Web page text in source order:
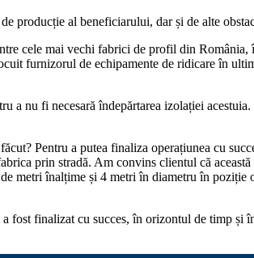
producție al beneficiarului, dar și de alte
cele mai vechi fabrici de profil din România,
furnizorul de echipamente de ridicare în
a nu fi necesară îndepărtarea izolației
Pentru a putea finaliza operațiunea cu
prin stradă. Am convins clientul că această
metri înalțime și 4 metri în diametru în poziție
fost finalizat cu succes, în orizontul de timp și